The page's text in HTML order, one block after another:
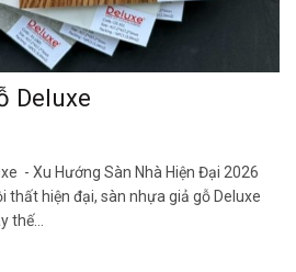
Deluxe
- Xu Hướng Sàn Nhà Hiện Đại 2026
thất hiện đại, sàn nhựa giả gỗ Deluxe